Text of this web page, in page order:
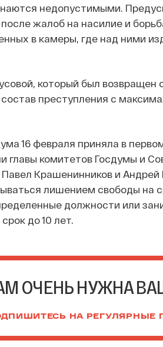
недопустимыми.
жалоб на насилие и
в камеры, где над ними
который был возвращен
преступления с
16 февраля приняла в
главы комитетов Госдумы и
Павел Крашенинников и
лишением свободы на
должности или
до 10 лет.
ОЧЕНЬ НУЖНА
НА РЕГУЛЯРНЫЕ